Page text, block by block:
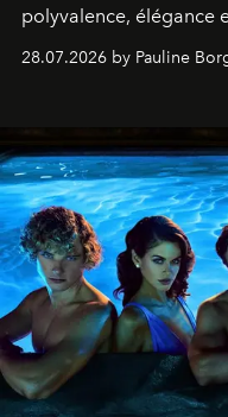
polyvalence, élégance
28.07.2026 by Pauline